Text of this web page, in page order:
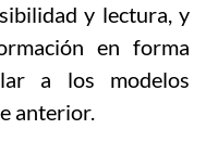
y lectura, y
en forma
a los modelos
anterior.